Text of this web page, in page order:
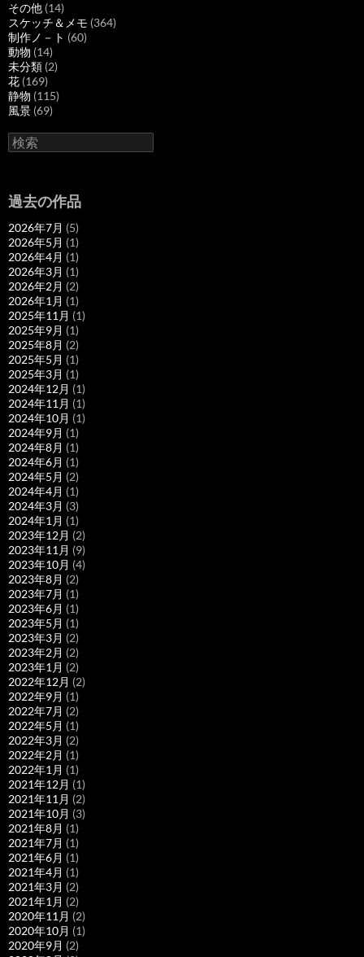
その他 (14)
スケッチ＆メモ (364)
制作ノ－ト (60)
動物 (14)
未分類 (2)
花 (169)
静物 (115)
風景 (69)
検
索
過去の作品
2026年7月 (5)
2026年5月 (1)
2026年4月 (1)
2026年3月 (1)
2026年2月 (2)
2026年1月 (1)
2025年11月 (1)
2025年9月 (1)
2025年8月 (2)
2025年5月 (1)
2025年3月 (1)
2024年12月 (1)
2024年11月 (1)
2024年10月 (1)
2024年9月 (1)
2024年8月 (1)
2024年6月 (1)
2024年5月 (2)
2024年4月 (1)
2024年3月 (3)
2024年1月 (1)
2023年12月 (2)
2023年11月 (9)
2023年10月 (4)
2023年8月 (2)
2023年7月 (1)
2023年6月 (1)
2023年5月 (1)
2023年3月 (2)
2023年2月 (2)
2023年1月 (2)
2022年12月 (2)
2022年9月 (1)
2022年7月 (2)
2022年5月 (1)
2022年3月 (2)
2022年2月 (1)
2022年1月 (1)
2021年12月 (1)
2021年11月 (2)
2021年10月 (3)
2021年8月 (1)
2021年7月 (1)
2021年6月 (1)
2021年4月 (1)
2021年3月 (2)
2021年1月 (2)
2020年11月 (2)
2020年10月 (1)
2020年9月 (2)